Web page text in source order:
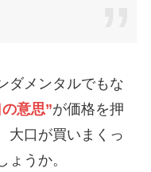
ダメンタルでもな
意思”が価格を押
大口が買いまくっ
うか。